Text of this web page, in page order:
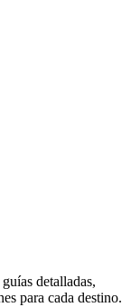
detalladas,
para cada destino.